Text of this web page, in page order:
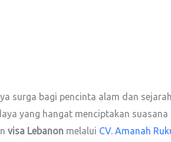
surga bagi pencinta alam dan
yang hangat menciptakan
visa Lebanon melalui CV. Amanah